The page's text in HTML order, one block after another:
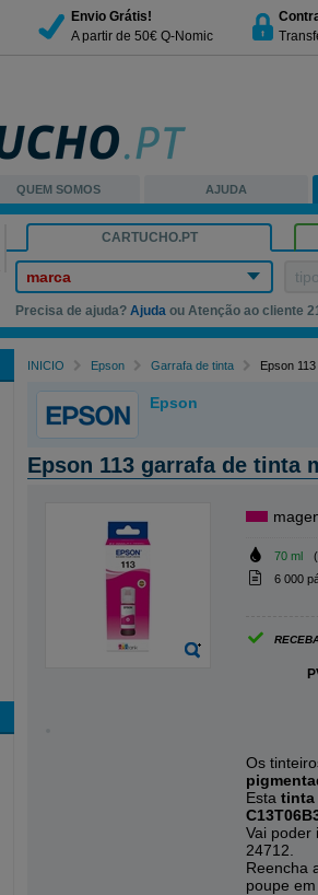
Envio Grátis!
A partir de 50€ Q-Nomic
QUEM SOMOS AJUDA
CARTUCHO.PT
marca tipo
Precisa de ajuda?Ajuda ou Atenção ao cliente
INICIO Epson Garrafa de tinta Epson
Epson
Epson 113 garrafa de tinta
70 ml
6 000
Os
Estatinta
Vai
24712.
Reencha
poupe